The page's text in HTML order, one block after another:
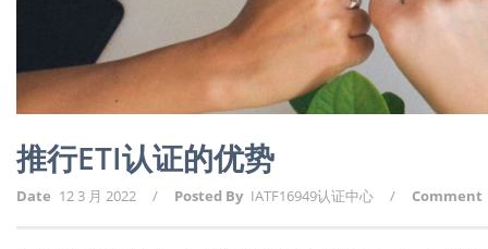
推行ETI认证的优势
Date 12 3 月 2022 / Posted By IATF16949认证中心 / Comment